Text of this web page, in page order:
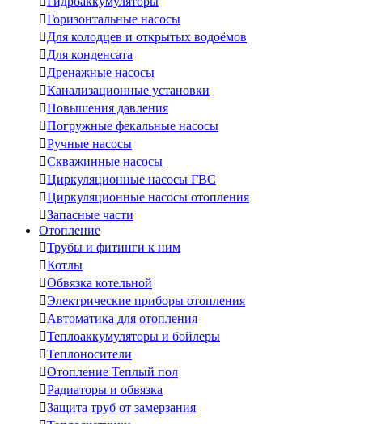
Горизонтальные насосы
Для колодцев и открытых водоёмов
Для конденсата
Дренажные насосы
Канализационные установки
Повышения давления
Погружные фекальные насосы
Ручные насосы
Скважинные насосы
Циркуляционные насосы ГВС
Циркуляционные насосы отопления
Запасные части
Отопление
Трубы и фитинги к ним
Котлы
Обвязка котельной
Электрические приборы отопления
Автоматика для отопления
Теплоаккумуляторы и бойлеры
Теплоносители
Отопление Теплый пол
Радиаторы и обвязка
Защита труб от замерзания